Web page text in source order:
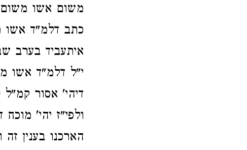
משום אשו משום
כתב דלמ"ד אשו
איתעביד בערב
י"ל דלמ"ד אשו
דיהי' אסור
ולפי"ז יהי'
הארכנו בענין